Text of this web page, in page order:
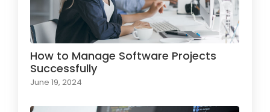
How to Manage Software Projects
Successfully
June 19, 2024